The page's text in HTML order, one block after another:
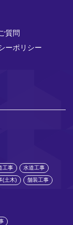
質問
ーポリシー
工事 水道工事
(土木) 舗装工事